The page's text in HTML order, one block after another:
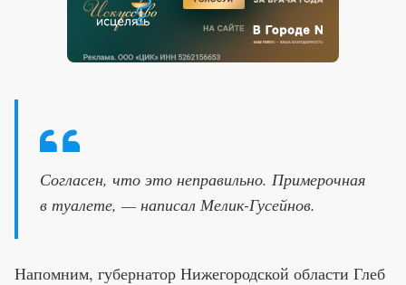
Согласен, что это неправильно. Примерочная
в туалете, — написал Мелик-Гусейнов.
Напомним, губернатор Нижегородской области Глеб